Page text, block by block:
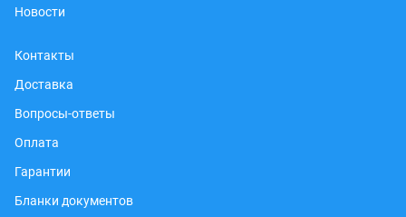
Новости
Контакты
Доставка
Вопросы-ответы
Оплата
Гарантии
Бланки документов